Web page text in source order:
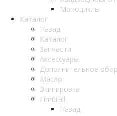
Мотоциклы
Каталог
Назад
Каталог
Запчасти
Аксессуары
Дополнительное
Масло
Экипировка
Finntrail
Назад